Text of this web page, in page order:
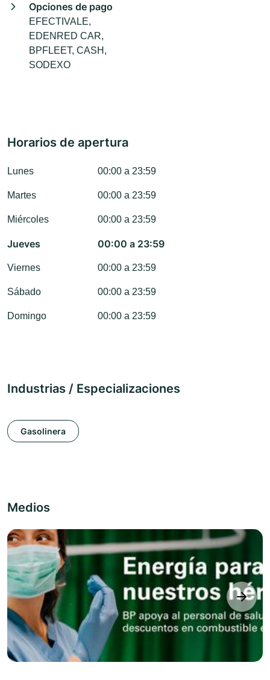
Opciones de pago
EFECTIVALE,
EDENRED CAR,
BPFLEET, CASH,
SODEXO
Horarios de apertura
Lunes 00:00 a 23:59
Martes 00:00 a 23:59
Miércoles 00:00 a 23:59
Jueves 00:00 a 23:59
Viernes 00:00 a 23:59
Sábado 00:00 a 23:59
Domingo 00:00 a 23:59
Industrias / Especializaciones
Gasolinera
Medios
next